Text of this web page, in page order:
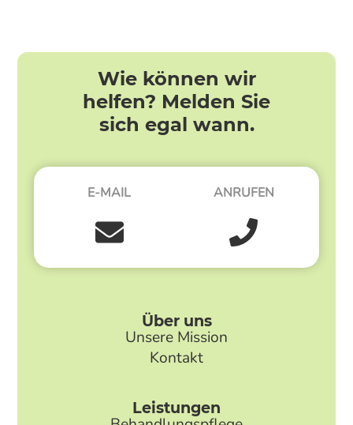
Wie können wir
helfen? Melden Sie
sich egal wann.
E-MAIL ANRUFEN
Über uns
Unsere Mission
Kontakt
Leistungen